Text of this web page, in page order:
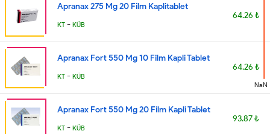
Apranax 275 Mg 20 Film Kaplitablet
KT - KÜB
64.26 ₺
Apranax Fort 550 Mg 10 Film Kapli Tablet
KT - KÜB
64.26 ₺
Apranax Fort 550 Mg 20 Film Kapli Tablet
KT - KÜB
93.87 ₺
NaN